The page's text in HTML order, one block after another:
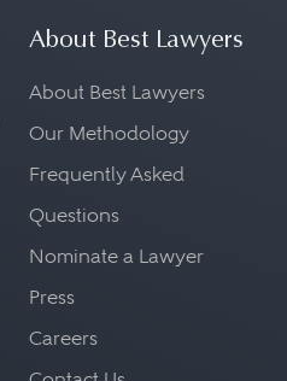
About Best Lawyers
About Best Lawyers
Our Methodology
Frequently Asked
Questions
Nominate a Lawyer
Press
Careers